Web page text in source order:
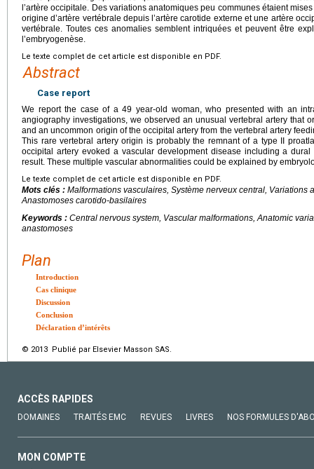
l’artère occipitale. Des variations anatomiques peu communes étaient
origine d’artère vertébrale depuis l’artère carotide externe et une artère
vertébrale. Toutes ces anomalies semblent intriquées et peuvent être
l’embryogenèse.
Le texte complet de cet article est disponible en PDF.
Abstract
Case report
We report the case of a 49 year-old woman, who presented with an
angiography investigations, we observed an unusual vertebral artery that
and an uncommon origin of the occipital artery from the vertebral artery
This rare vertebral artery origin is probably the remnant of a type II
occipital artery evoked a vascular development disease including a
result. These multiple vascular abnormalities could be explained by
Le texte complet de cet article est disponible en PDF.
Mots clés : Malformations vasculaires, Système nerveux central, Variations
Anastomoses carotido-basilaires
Keywords : Central nervous system, Vascular malformations, Anatomic
anastomoses
Plan
Introduction
Cas clinique
Discussion
Conclusion
Déclaration d’intérêts
© 2013 Publié par Elsevier Masson SAS.
ACCÈS RAPIDES
DOMAINES TRAITÉS EMC REVUES LIVRES NOS FORMULES
MON COMPTE